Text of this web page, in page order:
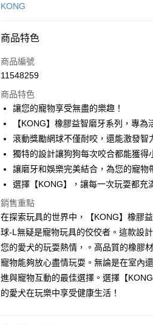
信用卡一次付款
合作金庫商業銀行
華南商業銀行
上海商業儲蓄銀行
國泰世華商業銀行
臺灣中小企業銀行
台中
聯邦商業銀行
遠東
元大商業銀行
永豐
玉山商業銀行
星展
台新國際商業銀行
中國
6 期 0 利率 每期
華南商業銀行
上海商業儲蓄銀行
國泰世華商業銀行
兆豐
臺灣中小企業銀行
台中
匯豐（台灣）商業銀行
華泰
元大商業銀行
永豐
玉山商業銀行
星展
台新國際商業銀行
台灣樂天信用卡公司
合作金庫商業銀行
華南商業銀行
上海商業儲蓄銀行
台北
國泰世華商業銀行
兆豐
臺灣中小企業銀行
台中
匯豐（台灣）商業銀行
華泰
聯邦商業銀行
遠東
玉山商業銀行
台新國際商業銀行
中國
台灣樂天信用卡公司
24 期 0 利率 每期
合作金庫商業銀行
第一
華南商業銀行
彰
上海商業儲蓄銀行
台北
兆豐國際商業銀行
臺灣
台中商業銀行
匯豐
華泰商業銀行
聯邦
永豐商業銀行
星展（台灣）商業銀行
台新
中國信託商業銀行
台灣
超商取貨付款
LINE Pay
Apple Pay
貨到付款
運送方式
全家取貨付款
每筆NT$70，滿NT$1,200(含以上)免運
付款後全家取貨
KONG
商品特色
商品編號
11548259
商品特色
讓您的寵物享受無盡的樂趣！
【KONG】橡膠益智磨牙系列，專為
滾動獎勵網球不僅耐咬，還能激發智
獨特的設計讓狗狗每次咬合都能獲得
讓磨牙和娛樂完美結合，為您的寵物
選擇【KONG】，讓每一次玩耍都充
銷售重點
在探索玩具的世界中，【KONG】橡膠
球-L無疑是寵物玩具的佼佼者。這款設
您的愛犬的玩耍熱情，。高品質的橡膠
寵物能夠放心盡情玩耍。無論是在室內
進與寵物互動的最佳選擇。選擇【
的愛犬在玩樂中享受健康生活！